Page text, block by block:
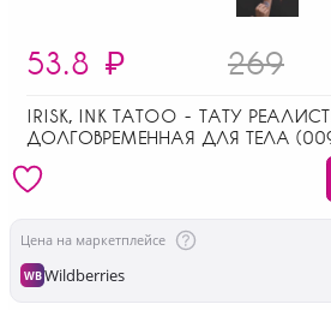
53.8 ₽ 269
IRISK, INK TATOO - ТАТУ
ДОЛГОВРЕМЕННАЯ ДЛЯ ТЕЛА (009
Цена на маркетплейсе
WBWildberries